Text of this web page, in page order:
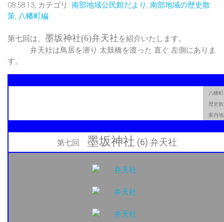
08:58:13, カテゴリ: 南部地域公民館だより , 南部地域の歴史散
策, 八幡町編
第七回は、 墨坂神社(6)弁天社を紹介いたします。
弁天社は鳥居を潜り 太鼓橋を渡った 直ぐ 左側にありま
す。
八幡
歴史
案内
第七回 墨坂神社 (6) 弁天社